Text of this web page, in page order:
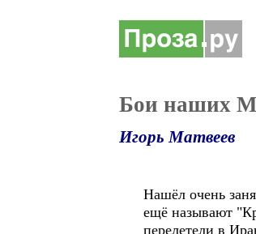
Бои наших
Игорь Матвеев
Нашёл очень
ещё называют
перелетели в